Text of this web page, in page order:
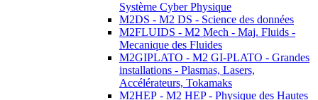
Système Cyber Physique
M2DS - M2 DS - Science des données
M2FLUIDS - M2 Mech - Maj. Fluids -
Mecanique des Fluides
M2GIPLATO - M2 GI-PLATO - Grandes
installations - Plasmas, Lasers,
Accélérateurs, Tokamaks
M2HEP - M2 HEP - Physique des Hautes